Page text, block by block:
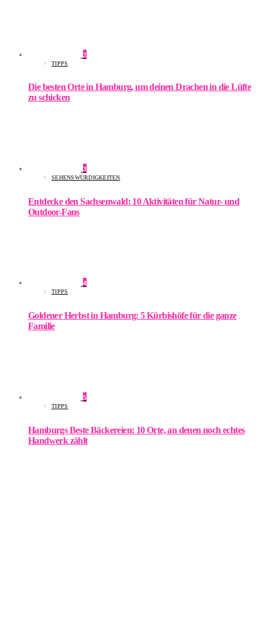
2
TIPPS
Die besten Orte in Hamburg, um deinen Drachen in die Lüfte
zu schicken
3
SEHENSWÜRDIGKEITEN
Entdecke den Sachsenwald: 10 Aktivitäten für Natur- und
Outdoor-Fans
4
TIPPS
Goldener Herbst in Hamburg: 5 Kürbishöfe für die ganze
Familie
5
TIPPS
Hamburgs Beste Bäckereien: 10 Orte, an denen noch echtes
Handwerk zählt